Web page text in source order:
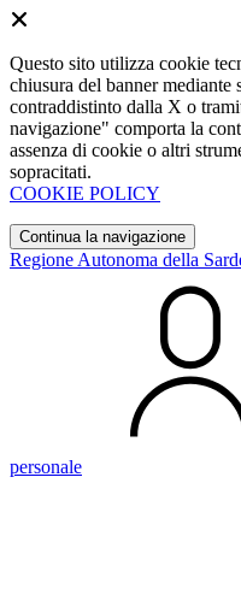
Questo sito utilizza cookie
chiusura del banner mediante
contraddistinto dalla X o
navigazione" comporta la
assenza di cookie o altri
sopracitati.
COOKIE POLICY
Continua la navigazione
Regione Autonoma della
personale